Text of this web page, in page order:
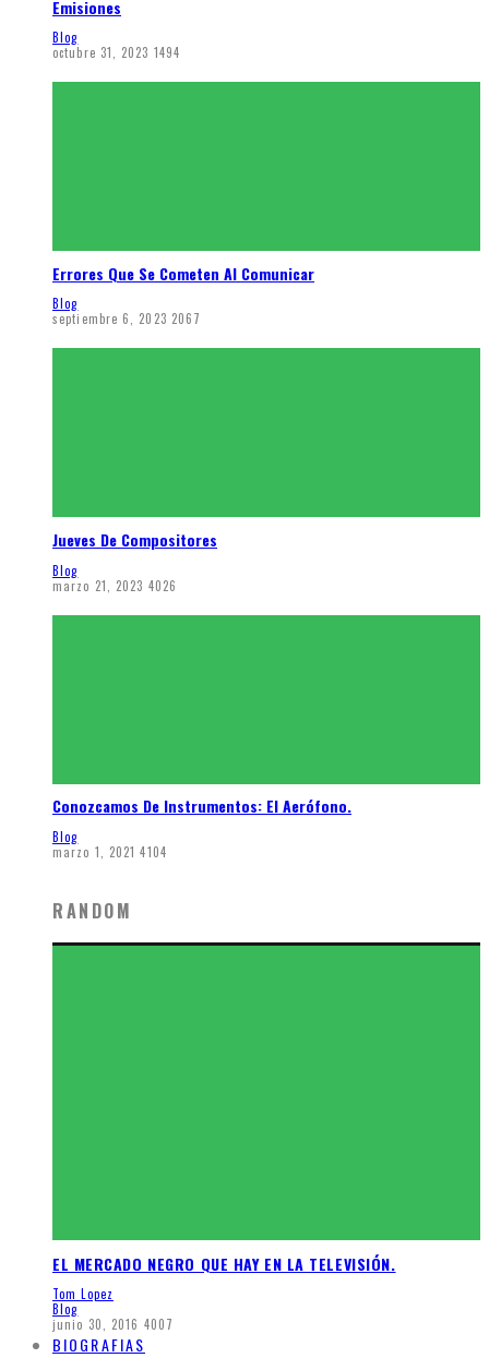
Emisiones
Blog
octubre 31, 2023 1494
Errores Que Se Cometen Al Comunicar
Blog
septiembre 6, 2023 2067
Jueves De Compositores
Blog
marzo 21, 2023 4026
Conozcamos De Instrumentos: El Aerófono.
Blog
marzo 1, 2021 4104
RANDOM
EL MERCADO NEGRO QUE HAY EN LA TELEVISIÓN.
Tom Lopez
Blog
junio 30, 2016 4007
BIOGRAFIAS